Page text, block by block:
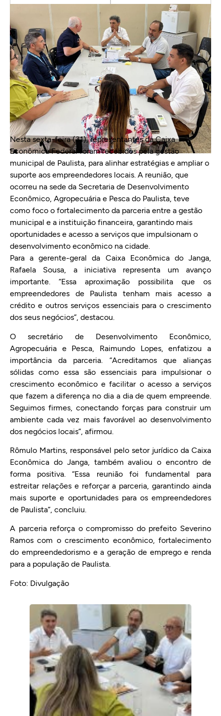
Nesta sexta-feira (31), representantes da Caixa
Econômica Federal foram recebidos pela gestão
municipal de Paulista, para alinhar estratégias e ampliar o
suporte aos empreendedores locais. A reunião, que
ocorreu na sede da Secretaria de Desenvolvimento
Econômico, Agropecuária e Pesca do Paulista, teve
como foco o fortalecimento da parceria entre a gestão
municipal e a instituição financeira, garantindo mais
oportunidades e acesso a serviços que impulsionam o
desenvolvimento econômico na cidade.
Para a gerente-geral da Caixa Econômica do Janga,
Rafaela Sousa, a iniciativa representa um avanço
importante. “Essa aproximação possibilita que os
empreendedores de Paulista tenham mais acesso a
crédito e outros serviços essenciais para o crescimento
dos seus negócios”, destacou.
O secretário de Desenvolvimento Econômico,
Agropecuária e Pesca, Raimundo Lopes, enfatizou a
importância da parceria. “Acreditamos que alianças
sólidas como essa são essenciais para impulsionar o
crescimento econômico e facilitar o acesso a serviços
que fazem a diferença no dia a dia de quem empreende.
Seguimos firmes, conectando forças para construir um
ambiente cada vez mais favorável ao desenvolvimento
dos negócios locais”, afirmou.
Rômulo Martins, responsável pelo setor jurídico da Caixa
Econômica do Janga, também avaliou o encontro de
forma positiva. “Essa reunião foi fundamental para
estreitar relações e reforçar a parceria, garantindo ainda
mais suporte e oportunidades para os empreendedores
de Paulista”, concluiu.
A parceria reforça o compromisso do prefeito Severino
Ramos com o crescimento econômico, fortalecimento
do empreendedorismo e a geração de emprego e renda
para a população de Paulista.
Foto: Divulgação